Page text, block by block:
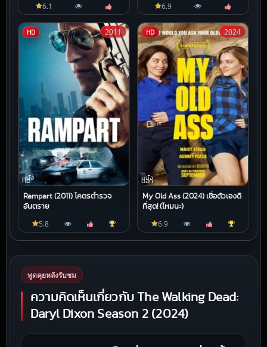
6.1 6.9
HD
หนัง
HD
Rampart (2011) โคตรตำรวจ
อันตราย
2011
5.8
HD
หนัง
ตลก
My Old Ass (2024) เชื่อตัวเองดี
ที่สุด! (ไหมนะ)
2024
6.9
พูดคุยหลังรับชม
ความคิดเห็นเกี่ยวกับ The Walking Dead:
Daryl Dixon Season 2 (2024)